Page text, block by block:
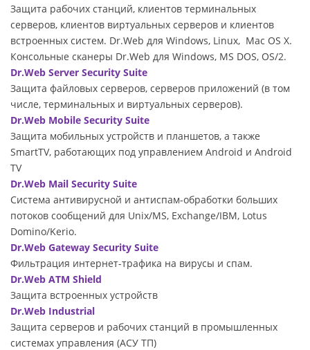
Защита рабочих станций, клиентов терминальных
серверов, клиентов виртуальных серверов и клиентов
встроенных систем. Dr.Web для Windows, Linux, Mac OS X.
Консольные сканеры Dr.Web для Windows, MS DOS, OS/2.
Dr.Web Server Security Suite
Защита файловых серверов, серверов приложений (в том
числе, терминальных и виртуальных серверов).
Dr.Web Mobile Security Suite
Защита мобильных устройств и планшетов, а также
SmartTV, работающих под управлением Android и Android
TV
Dr.Web Mail Security Suite
Система антивирусной и антиспам-обработки больших
потоков сообщений для Unix/MS, Exchange/IBM, Lotus
Domino/Kerio.
Dr.Web Gateway Security Suite
Фильтрация интернет-трафика на вирусы и спам.
Dr.Web ATM Shield
Защита встроенных устройств
Dr.Web Industrial
Защита серверов и рабочих станций в промышленных
системах управления (АСУ ТП)